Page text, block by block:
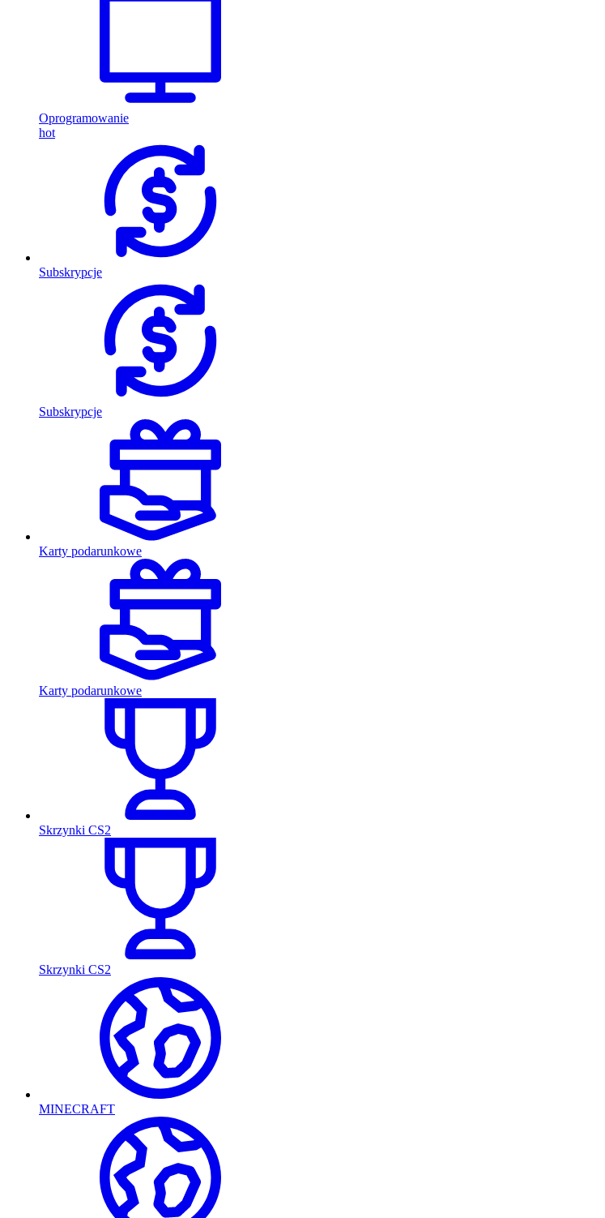
Oprogramowanie
hot
Subskrypcje
Subskrypcje
Karty podarunkowe
Karty podarunkowe
Skrzynki CS2
Skrzynki CS2
MINECRAFT